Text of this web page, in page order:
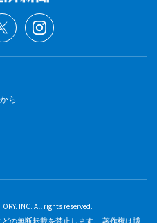
ら
INC. All rights reserved.
の無断転載を禁止します。 著作権は博